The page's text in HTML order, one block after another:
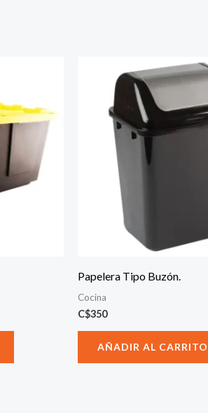
Papelera Tipo Buzón.
Cocina
C$350
AÑADIR AL CARRITO